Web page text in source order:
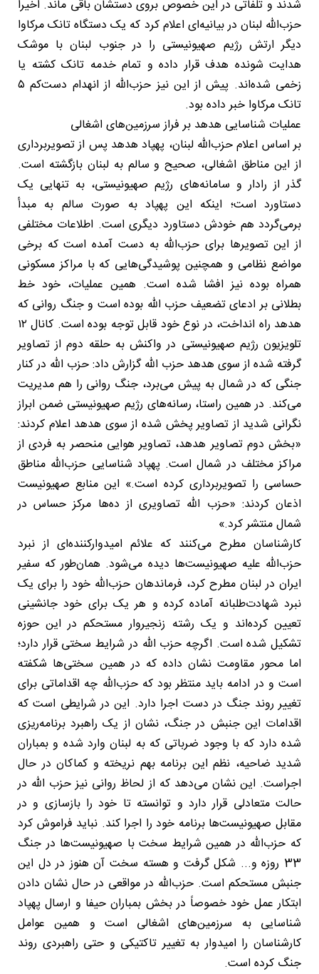
شدند و تلفاتی در این خصوص بروی دستشان باقی ماند. اخیراً
حزب‌الله لبنان در بیانیه‌ای اعلام کرد که یک دستگاه تانک مرکاوا
دیگر ارتش رژیم صهیونیستی را در جنوب لبنان با موشک
هدایت شونده هدف قرار داده و تمام خدمه تانک کشته یا
زخمی شده‌اند. پیش از این نیز حزب‌الله از انهدام دست‌کم ۵
تانک مرکاوا خبر داده بود.
عملیات شناسایی هدهد بر فراز سرزمین‌های اشغالی
بر اساس اعلام حزب‌الله لبنان، پهپاد هدهد پس از تصویربرداری
از این مناطق اشغالی، صحیح و سالم به لبنان بازگشته است.
گذر از رادار و سامانه‌های رژیم صهیونیستی، به تنهایی یک
دستاورد است؛ اینکه این پهپاد به صورت سالم به مبدأ
برمی‌گردد هم خودش دستاورد دیگری است. اطلاعات مختلفی
از این تصویرها برای حزب‌الله به دست آمده است که برخی
مواضع نظامی و همچنین پوشیدگی‌هایی که با مراکز مسکونی
همراه بوده نیز افشا شده است. همین عملیات، خود خط
بطلانی بر ادعای تضعیف حزب الله بوده است و جنگ روانی که
هدهد راه انداخت، در نوع خود قابل توجه بوده است. کانال ۱۲
تلویزیون رژیم صهیونیستی در واکنش به حلقه دوم از تصاویر
گرفته شده از سوی هدهد حزب الله گزارش داد: حزب الله در کنار
جنگی که در شمال به پیش می‌برد، جنگ روانی را هم مدیریت
می‌کند. در همین راستا، رسانه‌های رژیم صهیونیستی ضمن ابراز
نگرانی شدید از تصاویر پخش شده از سوی هدهد اعلام کردند:
«بخش دوم تصاویر هدهد، تصاویر هوایی منحصر به فردی از
مراکز مختلف در شمال است. پهپاد شناسایی حزب‌الله مناطق
حساسی را تصویربرداری کرده است.» این منابع صهیونیست
اذعان کردند: «حزب الله تصاویری از ده‌ها مرکز حساس در
شمال منتشر کرد.»
کارشناسان مطرح می‌کنند که علائم امیدوارکننده‌ای از نبرد
حزب‌الله علیه صهیونیست‌ها دیده می‌شود. همان‌طور که سفیر
ایران در لبنان مطرح کرد، فرماندهان حزب‌الله خود را برای یک
نبرد شهادت‌طلبانه آماده کرده و هر یک برای خود جانشینی
تعیین کرده‌اند و یک رشته زنجیروار مستحکم در این حوزه
تشکیل شده است. اگرچه حزب الله در شرایط سختی قرار دارد؛
اما محور مقاومت نشان داده که در همین سختی‌ها شکفته
است و در ادامه باید منتظر بود که حزب‌الله چه اقداماتی برای
تغییر روند جنگ در دست اجرا دارد. این در شرایطی است که
اقدامات این جنبش در جنگ، نشان از یک راهبرد برنامه‌ریزی
شده دارد که با وجود ضرباتی که به لبنان وارد شده و بمباران
شدید ضاحیه، نظم این برنامه بهم نریخته و کماکان در حال
اجراست. این نشان می‌دهد که از لحاظ روانی نیز حزب الله در
حالت متعادلی قرار دارد و توانسته تا خود را بازسازی و در
مقابل صهیونیست‌ها برنامه خود را اجرا کند. نباید فراموش کرد
که حزب‌الله در همین شرایط سخت با صهیونیست‌ها در جنگ
33 روزه و... شکل گرفت و هسته سخت آن هنوز در دل این
جنبش مستحکم است. حزب‌الله در مواقعی در حال نشان دادن
ابتکار عمل خود خصوصاً در بخش بمباران حیفا و ارسال پهپاد
شناسایی به سرزمین‌های اشغالی است و همین عوامل
کارشناسان را امیدوار به تغییر تاکتیکی و حتی راهبردی روند
جنگ کرده است.